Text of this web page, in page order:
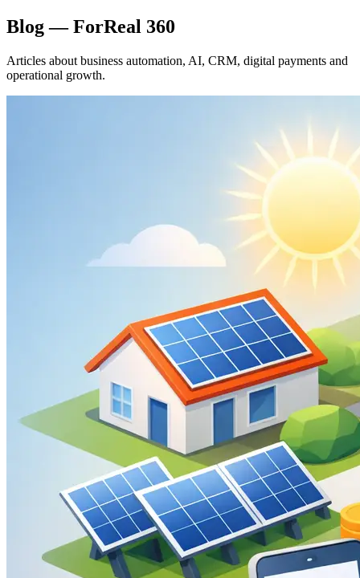
Blog — ForReal 360
Articles about business automation, AI, CRM, digital payments and
operational growth.